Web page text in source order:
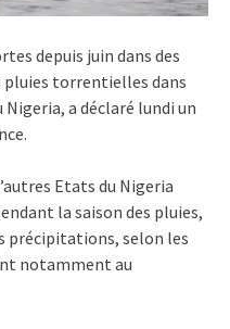
depuis juin dans des
pluies torrentielles dans
Nigeria, a déclaré lundi un
Etats du Nigeria
la saison des pluies,
précipitations, selon les
notamment au